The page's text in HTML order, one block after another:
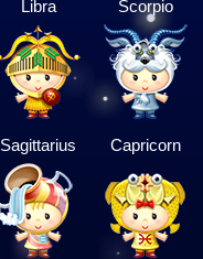
Libra Scorpio
Sagittarius Capricorn